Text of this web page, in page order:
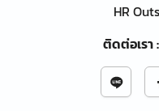
HR
ติดต่อเรา: